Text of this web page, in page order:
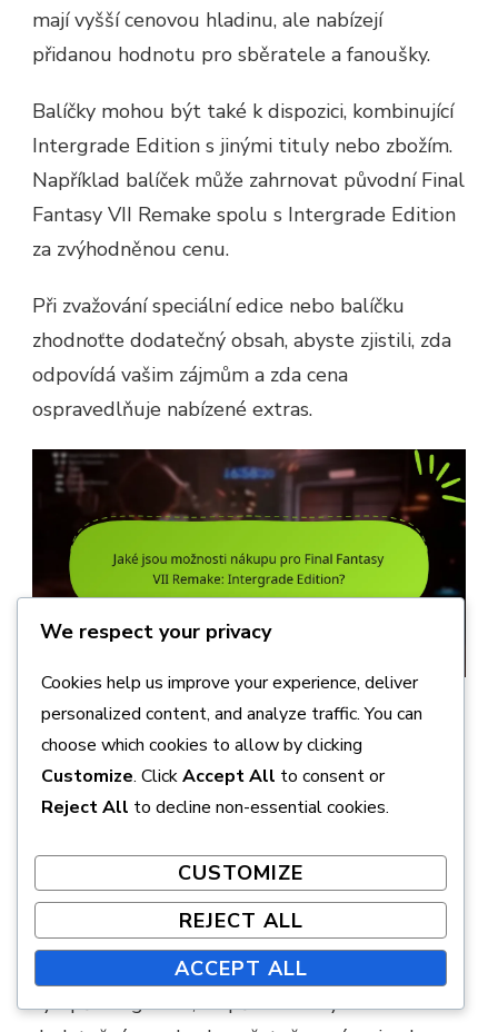
mají vyšší cenovou hladinu, ale nabízejí
přidanou hodnotu pro sběratele a fanoušky.
Balíčky mohou být také k dispozici, kombinující
Intergrade Edition s jinými tituly nebo zbožím.
Například balíček může zahrnovat původní Final
Fantasy VII Remake spolu s Intergrade Edition
za zvýhodněnou cenu.
Při zvažování speciální edice nebo balíčku
zhodnoťte dodatečný obsah, abyste zjistili, zda
odpovídá vašim zájmům a zda cena
ospravedlňuje nabízené extras.
Jak mohou stávající hráči
upgradovat na Intergrade
Edition?
Stávající hráči mohou upgradovat na Intergrade
Edition Final Fantasy VII Remake zakoupením
upgradu prostřednictvím svých příslušných
platforem. Tento upgrade umožňuje přístup k
vylepšené grafice, zlepšenému výkonu a
We respect your privacy
Cookies help us improve your experience, deliver
personalized content, and analyze traffic. You can
choose which cookies to allow by clicking
Customize. ClickAccept All to consent or
Reject All to decline non-essential cookies.
CUSTOMIZE
REJECT ALL
ACCEPT ALL